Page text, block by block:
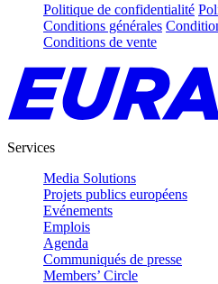
Politique de confidentialité
Conditions générales
Conditions de vente
Services
Media Solutions
Projets publics européens
Evénements
Emplois
Agenda
Communiqués de presse
Members’ Circle